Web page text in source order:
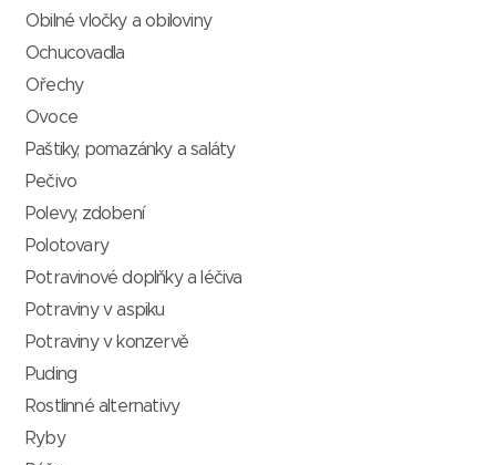
Obilné vločky a obiloviny
Ochucovadla
Ořechy
Ovoce
Paštiky, pomazánky a saláty
Pečivo
Polevy, zdobení
Polotovary
Potravinové doplňky a léčiva
Potraviny v aspiku
Potraviny v konzervě
Puding
Rostlinné alternativy
Ryby